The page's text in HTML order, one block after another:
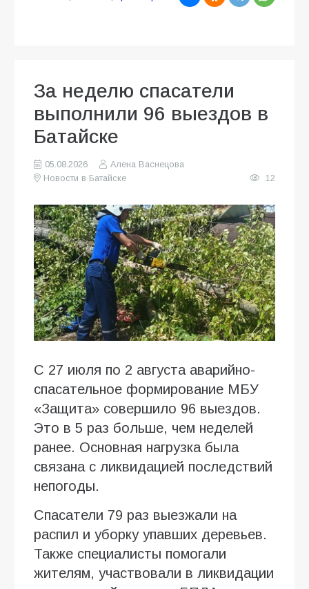
За неделю спасатели
выполнили 96 выездов в
Батайске
05.08.2026
Алена Васнецова
Новости в Батайске
12
С 27 июля по 2 августа аварийно-
спасательное формирование МБУ
«Защита» совершило 96 выездов.
Это в 5 раз больше, чем неделей
ранее. Основная нагрузка была
связана с ликвидацией последствий
непогоды.
Спасатели 79 раз выезжали на
распил и уборку упавших деревьев.
Также специалисты помогали
жителям, участвовали в ликвидации